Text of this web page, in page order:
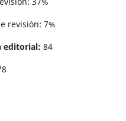
revisión: 7%
editorial: 84